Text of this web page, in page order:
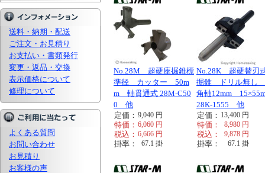
送料・納期・配送
ご注文・お見積り
お支払い・書類発行
変更・返品・交換
表示価格について
修理について
よくある質問
お問い合わせ
お見積り
お客様の声
No.28M 超硬座掘錐標
準径 カッター 50m
m 軸貫通式 28M-C50
0 他
定価： 9,040 円
特価： 6,060 円
税込： 6,666 円
掛率： 67.1 掛
No.28K 超硬替刃
掘錐 ドリル無し
角軸12mm
28K-1555 他
定価： 13,400 円
特価： 8,980 円
税込： 9,878 円
掛率： 67.1 掛